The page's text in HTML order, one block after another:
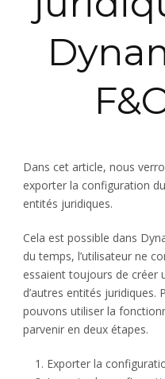
Dans cet article, nous
exporter la configuration
entités juridiques.
Cela est possible dans
du temps, l’utilisateur ne
essaient toujours de créer
d’autres entités
pouvons utiliser la
parvenir en deux étapes.
Exporter la